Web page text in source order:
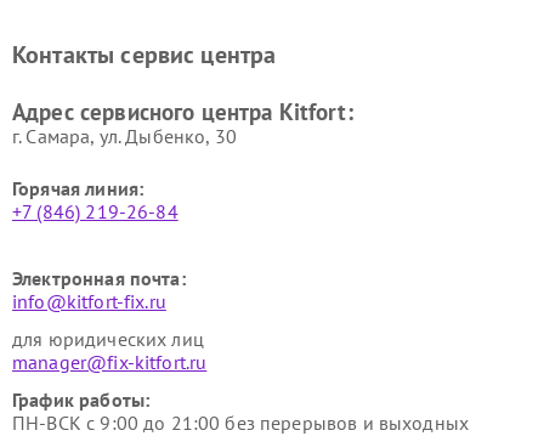
Kitfort
Kitfort
Kitfort
Kitfort
Контакты сервис центра
Адрес сервисного центра Kitfort:
г. Самара, ул. Дыбенко, 30
Горячая линия:
+7 (846) 219-26-84
Электронная почта:
info@kitfort-fix.ru
для юридических лиц
manager@fix-kitfort.ru
График работы:
ПН-ВСК с 9:00 до 21:00 без перерывов и выходных